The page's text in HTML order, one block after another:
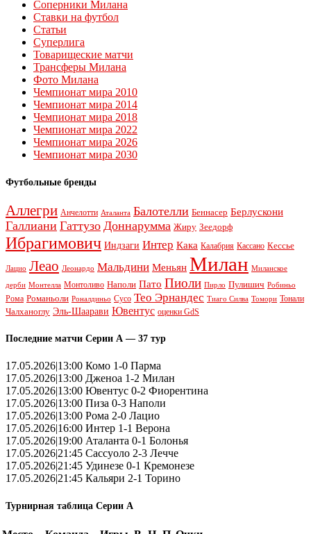
Соперники Милана
Ставки на футбол
Статьи
Суперлига
Товарищеские матчи
Трансферы Милана
Фото Милана
Чемпионат мира 2010
Чемпионат мира 2014
Чемпионат мира 2018
Чемпионат мира 2022
Чемпионат мира 2026
Чемпионат мира 2030
Футбольные бренды
Аллегри Анчелотти Аталанта Балотелли Беннасер Берлускони
Галлиани Гаттузо Доннарумма Жиру Зеедорф
Ибрагимович Индзаги Интер Кака Калабрия Кассано Кессье
Лацио Леао Леонардо Мальдини Меньян Милан Миланское
дерби Монтелла Монтоливо Наполи Пато Пиоли Пирло Пулишич Робиньо
Рома Романьоли Роналдиньо Сусо Тео Эрнандес Тиаго Силва Томори Тонали
Чалханоглу Эль-Шаарави Ювентус оценки GdS
Последние матчи Серии А — 37 тур
17.05.2026|13:00 Комо 1-0 Парма
17.05.2026|13:00 Дженоа 1-2 Милан
17.05.2026|13:00 Ювентус 0-2 Фиорентина
17.05.2026|13:00 Пиза 0-3 Наполи
17.05.2026|13:00 Рома 2-0 Лацио
17.05.2026|16:00 Интер 1-1 Верона
17.05.2026|19:00 Аталанта 0-1 Болонья
17.05.2026|21:45 Сассуоло 2-3 Лечче
17.05.2026|21:45 Удинезе 0-1 Кремонезе
17.05.2026|21:45 Кальяри 2-1 Торино
Турнирная таблица Серии А